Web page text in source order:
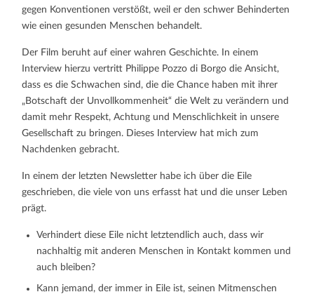
gegen Konventionen verstößt, weil er den schwer Behinderten
wie einen gesunden Menschen behandelt.
Der Film beruht auf einer wahren Geschichte. In einem
Interview hierzu vertritt Philippe Pozzo di Borgo die Ansicht,
dass es die Schwachen sind, die die Chance haben mit ihrer
„Botschaft der Unvollkommenheit“ die Welt zu verändern und
damit mehr Respekt, Achtung und Menschlichkeit in unsere
Gesellschaft zu bringen. Dieses Interview hat mich zum
Nachdenken gebracht.
In einem der letzten Newsletter habe ich über die Eile
geschrieben, die viele von uns erfasst hat und die unser Leben
prägt.
Verhindert diese Eile nicht letztendlich auch, dass wir
nachhaltig mit anderen Menschen in Kontakt kommen und
auch bleiben?
Kann jemand, der immer in Eile ist, seinen Mitmenschen